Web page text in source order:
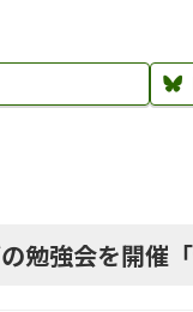
勉強会を開催「